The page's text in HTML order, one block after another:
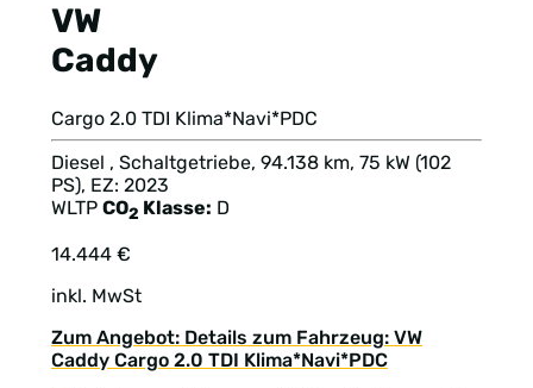
VW
Caddy
Cargo 2.0 TDI Klima*Navi*PDC
Diesel , Schaltgetriebe, 94.138 km, 75 kW (102
PS), EZ: 2023
WLTP CO2 Klasse: D
14.444 €
inkl. MwSt
Zum Angebot: Details zum Fahrzeug: VW
Caddy Cargo 2.0 TDI Klima*Navi*PDC